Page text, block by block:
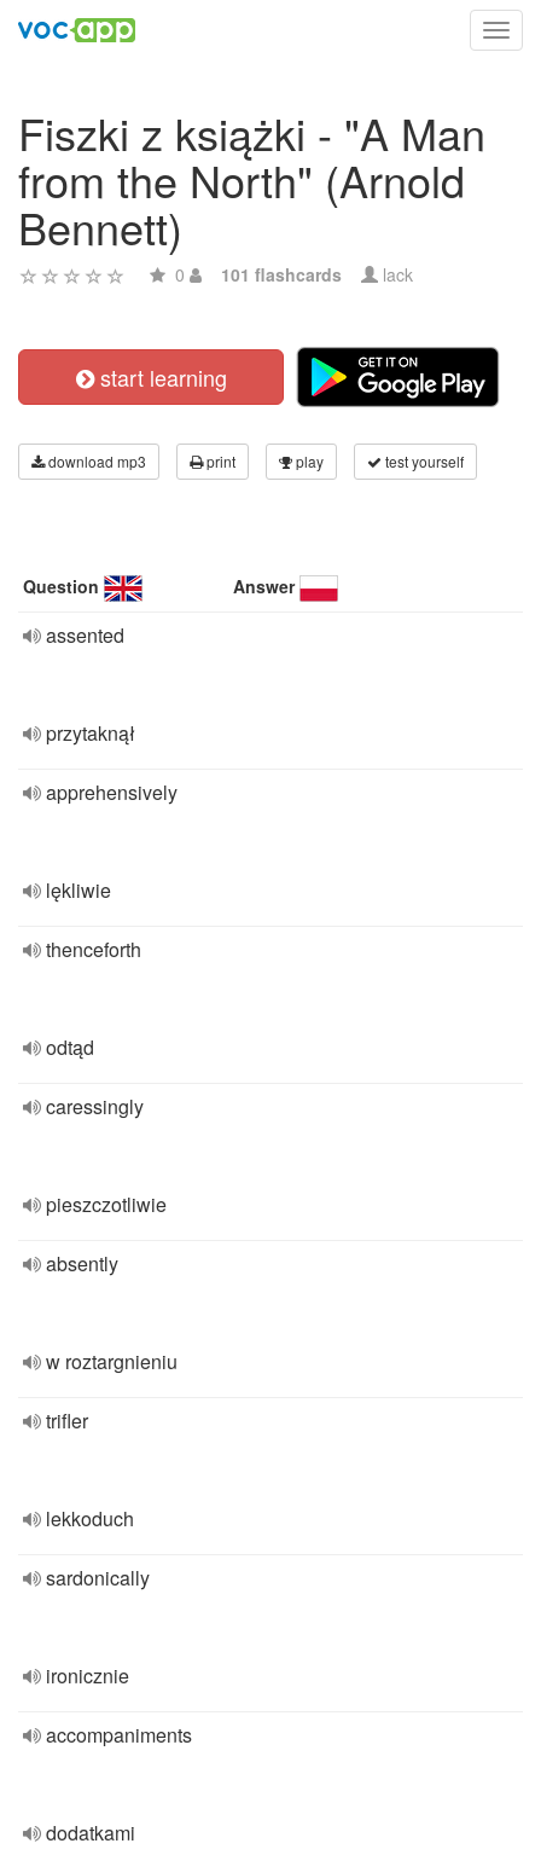
Fiszki z książki - "A Man
from the North" (Arnold
Bennett)
0 101 flashcards lack
start learning
download mp3 print play test yourself
Question Answer
assented
przytaknął
apprehensively
lękliwie
thenceforth
odtąd
caressingly
pieszczotliwie
absently
w roztargnieniu
trifler
lekkoduch
sardonically
ironicznie
accompaniments
dodatkami